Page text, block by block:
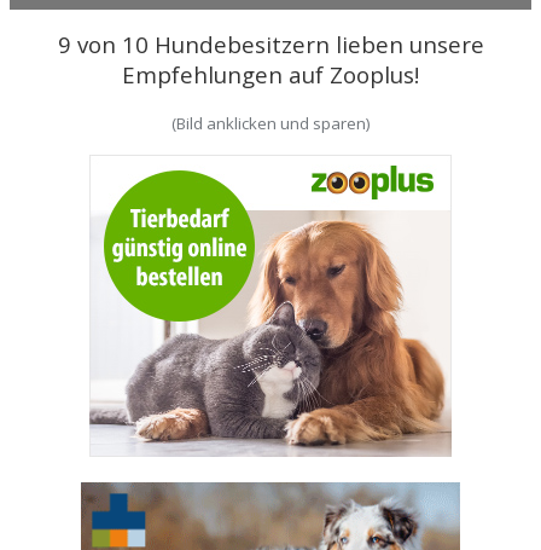
9 von 10 Hundebesitzern lieben unsere
Empfehlungen auf Zooplus!
(Bild anklicken und sparen)